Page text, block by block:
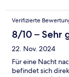
Verifizierte
8/10 – Sehr
22. Nov. 2024
Für eine Nacht
befindet sich